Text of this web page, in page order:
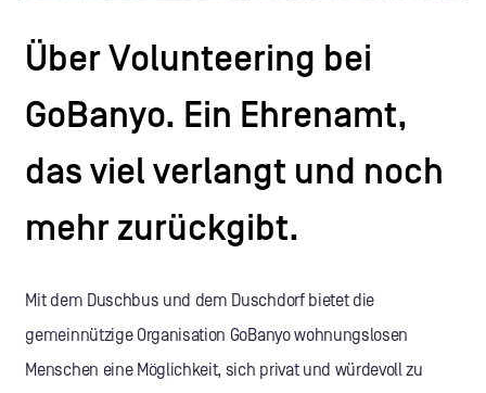
Über Volunteering bei
GoBanyo. Ein Ehrenamt,
das viel verlangt und noch
mehr zurückgibt.
Mit dem Duschbus und dem Duschdorf bietet die
gemeinnützige Organisation GoBanyo wohnungslosen
Menschen eine Möglichkeit, sich privat und würdevoll zu